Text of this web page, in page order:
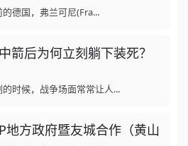
德国，弗兰可尼(Fra...
箭后为何立刻躺下装死？
时候，战争场面常常让人...
地方政府暨友城合作（黄山